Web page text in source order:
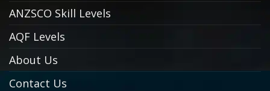
ANZSCO Skill Levels
AQF Levels
About Us
Contact Us